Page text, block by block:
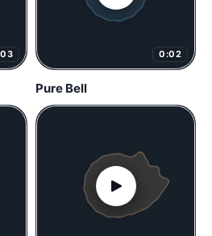
0:02
Pure Bell